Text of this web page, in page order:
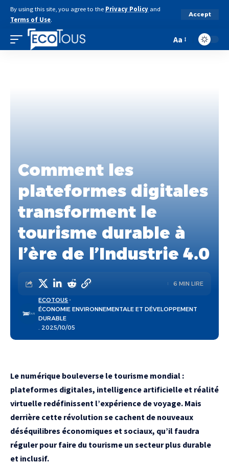
By using this site, you agree to the Privacy Policy and
Terms of Use.
Accept
Aa
Comment les
plateformes digitales
transforment le
tourisme durable à
l’ère de l’Industrie 4.0
. 2025/10/05
ECOTOUS
ÉCONOMIE ENVIRONNEMENTALE ET DÉVELOPPEMENT
DURABLE
6 MIN LIRE
Le numérique bouleverse le tourisme mondial :
plateformes digitales, intelligence artificielle et réalité
virtuelle redéfinissent l’expérience de voyage. Mais
derrière cette révolution se cachent de nouveaux
déséquilibres économiques et sociaux, qu’il faudra
réguler pour faire du tourisme un secteur plus durable
et inclusif.